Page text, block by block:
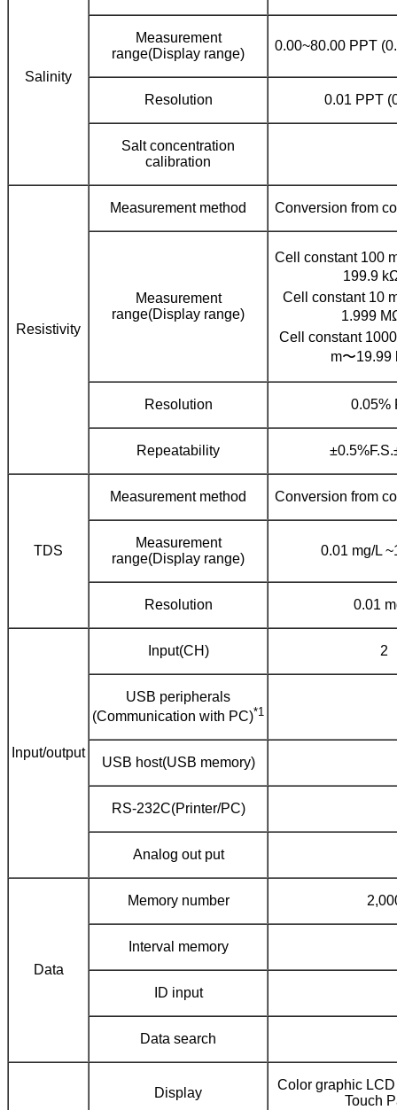
Salinity
Measurement
range(Display range)
0.00~80.00 PPT
Resolution 0.01 PPT
Salt concentration
calibration
Resistivity
Measurement method Conversion from
Measurement
range(Display range)
Cell constant 100
199.9
Cell constant 10
1.999
Cell constant
m〜19.99
Resolution 0.05%
Repeatability
TDS
Measurement method Conversion from
Measurement
range(Display range)
0.01 mg/L
Resolution 0.01
Input/output
Input(CH) 2
USB peripherals
(Communication with PC)*1
USB host(USB memory)
RS-232C(Printer/PC)
Analog out put
Data
Memory number
Interval memory
ID input
Data search
Display
Color graphic
Touch